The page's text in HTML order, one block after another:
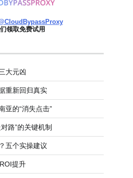
领取免费试用
大元凶
重新回归真实
亚的“消失点击”
路”的关键机制
五个实操建议
提升